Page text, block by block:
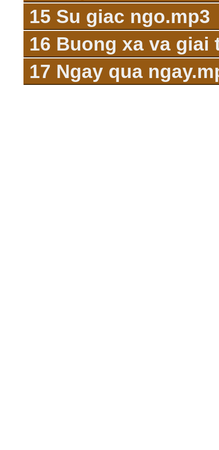
15 Su giac ngo.mp3
16 Buong xa va giai
17 Ngay qua